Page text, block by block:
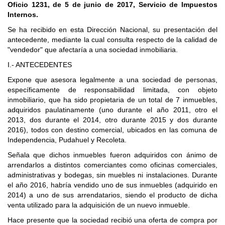
Oficio 1231, de 5 de junio de 2017, Servicio de Impuestos
Internos.
Se ha recibido en esta Dirección Nacional, su presentación del
antecedente, mediante la cual consulta respecto de la calidad de
"vendedor" que afectaría a una sociedad inmobiliaria.
I.- ANTECEDENTES
Expone que asesora legalmente a una sociedad de personas,
específicamente de responsabilidad limitada, con objeto
inmobiliario, que ha sido propietaria de un total de 7 inmuebles,
adquiridos paulatinamente (uno durante el año 2011, otro el
2013, dos durante el 2014, otro durante 2015 y dos durante
2016), todos con destino comercial, ubicados en las comuna de
Independencia, Pudahuel y Recoleta.
Señala que dichos inmuebles fueron adquiridos con ánimo de
arrendarlos a distintos comerciantes como oficinas comerciales,
administrativas y bodegas, sin muebles ni instalaciones. Durante
el año 2016, habría vendido uno de sus inmuebles (adquirido en
2014) a uno de sus arrendatarios, siendo el producto de dicha
venta utilizado para la adquisición de un nuevo inmueble.
Hace presente que la sociedad recibió una oferta de compra por